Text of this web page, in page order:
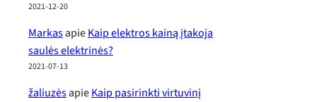
2021-12-20
MarkasapieKaip elektros kainą įtakoja
saulės elektrinės?
2021-07-13
žaliuzėsapieKaip pasirinkti virtuvinį